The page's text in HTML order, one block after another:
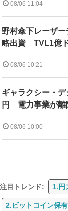
08/06 11:04
野村傘下レーザ
略出資 TVL1億
08/06 10:21
ギャラクシー・
円 電力事業が離
08/06 10:00
注目トレンド: 1.円
2.ビットコイン保